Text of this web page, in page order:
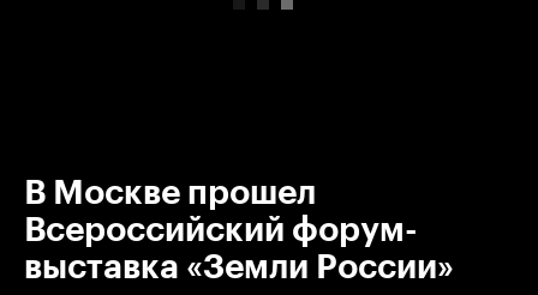
В Москве прошел
Всероссийский форум-
выставка «Земли России»